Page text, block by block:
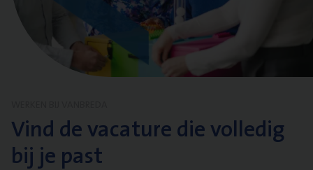
Vind de vacature die volledig
bij je past